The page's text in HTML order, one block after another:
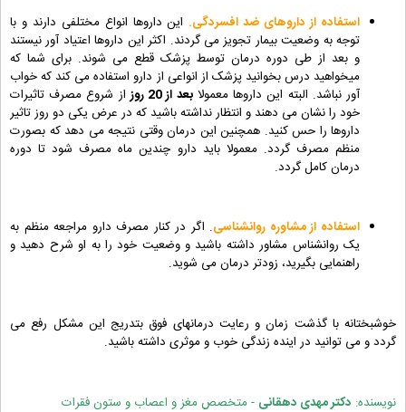
استفاده از داروهای ضد افسردگی. این داروها انواع مختلفی دارند و با
توجه به وضعیت بیمار تجویز می گردند. اکثر این داروها اعتیاد آور نیستند
و بعد از طی دوره درمان توسط پزشک قطع می شوند. برای شما که
میخواهید درس بخوانید پزشک از انواعی از دارو استفاده می کند که خواب
آور نباشد. البته این داروها معمولابعد از 20 روز
از شروع مصرف تاثیرات
خود را نشان می دهند و انتظار نداشته باشید که در عرض یکی دو روز تاثیر
داروها را حس کنید. همچنین این درمان وقتی نتیجه می دهد که بصورت
منظم مصرف گردد. معمولا باید دارو چندین ماه مصرف شود تا دوره
درمان کامل گردد.
استفاده از مشاوره روانشناسی. اگر در کنار مصرف دارو مراجعه منظم به
یک روانشناس مشاور داشته باشید و وضعیت خود را به او شرح دهید و
راهنمایی بگیرید، زودتر درمان می شوید.
خوشبختانه با گذشت زمان و رعایت درمانهای فوق بتدریج این مشکل رفع می
گردد و می توانید در اینده زندگی خوب و موثری داشته باشید.
نویسنده: دکتر مهدی دهقانی - متخصص مغز و اعصاب و ستون فقرات